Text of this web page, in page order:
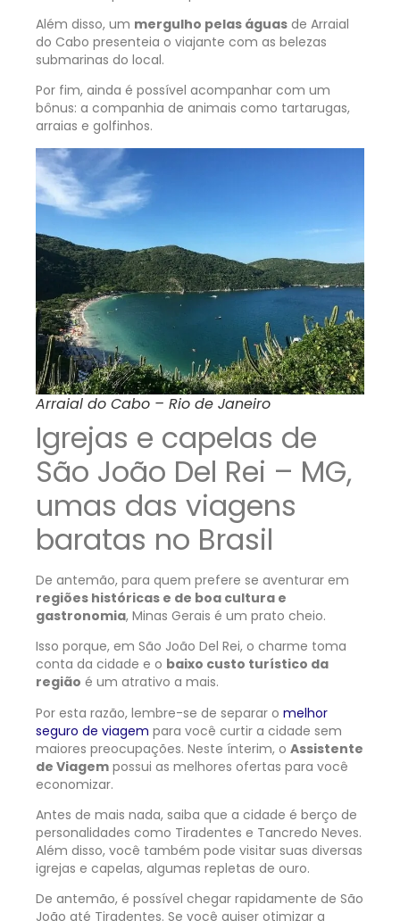
Além disso, um mergulho pelas águas de Arraial
do Cabo presenteia o viajante com as belezas
submarinas do local.
Por fim, ainda é possível acompanhar com um
bônus: a companhia de animais como tartarugas,
arraias e golfinhos.
Arraial do Cabo – Rio de Janeiro
Igrejas e capelas de
São João Del Rei – MG,
umas das viagens
baratas no Brasil
De antemão, para quem prefere se aventurar em
regiões históricas e de boa cultura e
gastronomia, Minas Gerais é um prato cheio.
Isso porque, em São João Del Rei, o charme toma
conta da cidade e o baixo custo turístico da
região é um atrativo a mais.
Por esta razão, lembre-se de separar o melhor
seguro de viagem para você curtir a cidade sem
maiores preocupações. Neste ínterim, o Assistente
de Viagem possui as melhores ofertas para você
economizar.
Antes de mais nada, saiba que a cidade é berço de
personalidades como Tiradentes e Tancredo Neves.
Além disso, você também pode visitar suas diversas
igrejas e capelas, algumas repletas de ouro.
De antemão, é possível chegar rapidamente de São
João até Tiradentes. Se você quiser otimizar a